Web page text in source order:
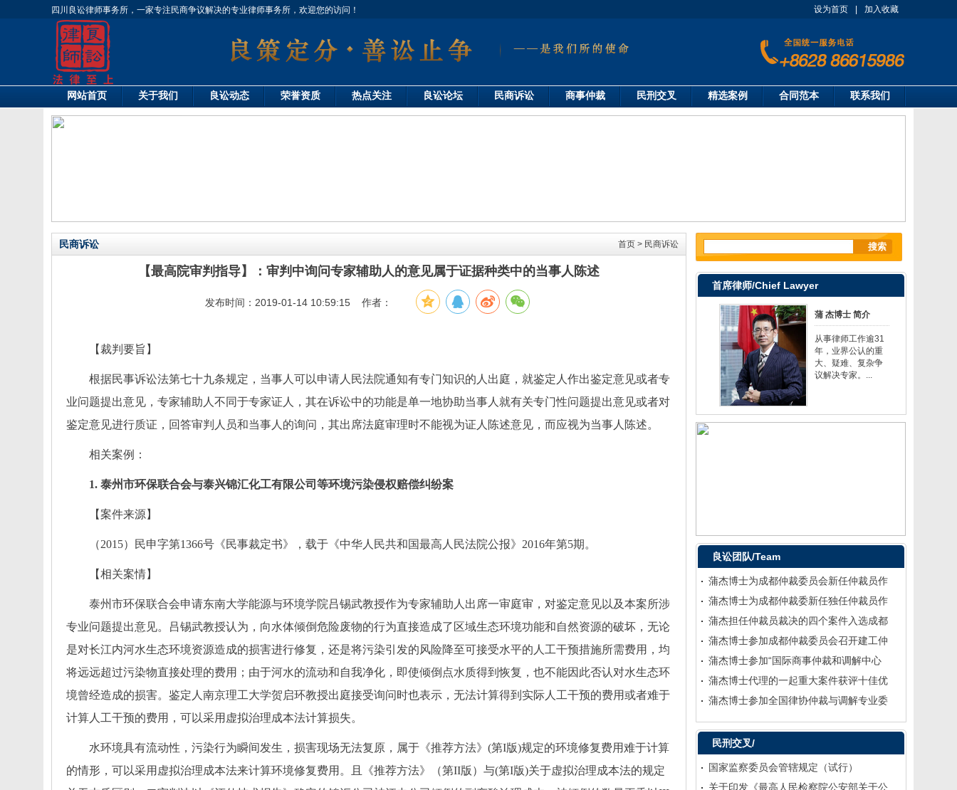
四川良讼律师事务所，一家专注民商争议解决的专业律师事务所，欢迎您的访问！ 设为首页 加入收藏
网站首页 关于我们 良讼动态 荣誉资质 热点关注 良讼论坛 民商诉讼 商事仲裁 民刑交叉 精选案例 合同范本 联系我们
民商诉讼 首页 > 民商诉讼
【最高院审判指导】：审判中询问专家辅助人的意见属于证据种类中的当事人陈述
发布时间：2019-01-14 10:59:15 作者：
【裁判要旨】
根据民事诉讼法第七十九条规定，当事人可以申请人民法院通知有专门知识的人出庭，就鉴定人作出鉴定意见或者专
业问题提出意见，专家辅助人不同于专家证人，其在诉讼中的功能是单一地协助当事人就有关专门性问题提出意见或者对
鉴定意见进行质证，回答审判人员和当事人的询问，其出席法庭审理时不能视为证人陈述意见，而应视为当事人陈述。
相关案例：
1. 泰州市环保联合会与泰兴锦汇化工有限公司等环境污染侵权赔偿纠纷案
【案件来源】
（2015）民申字第1366号 《民事裁定书》， 载于《中华人民共和国最高人民法院公报》 2016年第5期 。
【相关案情】
泰州市环保联合会申请东南大学能源与环境学院吕锡武教授作为专家辅助人出席一审庭审，对鉴定意见以及本案所涉
专业问题提出意见。吕锡武教授认为，向水体倾倒危险废物的行为直接造成了区域生态环境功能和自然资源的破坏，无论
是对长江内河水生态环境资源造成的损害进行修复，还是将污染引发的风险降至可接受水平的人工干预措施所需费用，均
将远远超过污染物直接处理的费用；由于河水的流动和自我净化，即使倾倒点水质得到恢复，也不能因此否认对水生态环
境曾经造成的损害。鉴定人南京理工大学贺启环教授出庭接受询问时也表示，无法计算得到实际人工干预的费用或者难于
计算人工干预的费用，可以采用虚拟治理成本法计算损失。
水环境具有流动性，污染行为瞬间发生，损害现场无法复原，属于《推荐方法》 (第I版)规定的环境修复费用难于计算
的情形，可以采用虚拟治理成本法来计算环境修复费用。且《推荐方法》（第II版）与(第I版)关于虚拟治理成本法的规定
首席律师/Chief Lawyer
蒲 杰博士 简介
从事律师工作逾31
年，业界公认的重
大、疑难、复杂争
议解决专家。...
良讼团队/Team
蒲杰博士为成都仲裁委员会新任仲裁员作
蒲杰博士为成都仲裁委新任独任仲裁员作
蒲杰担任仲裁员裁决的四个案件入选成都
蒲杰博士参加成都仲裁委员会召开建工仲
蒲杰博士参加“国际商事仲裁和调解中心
蒲杰博士代理的一起重大案件获评十佳优
蒲杰博士参加全国律协仲裁与调解专业委
民刑交叉/
国家监察委员会管辖规定（试行）
关于印发《最高人民检察院公安部关于公